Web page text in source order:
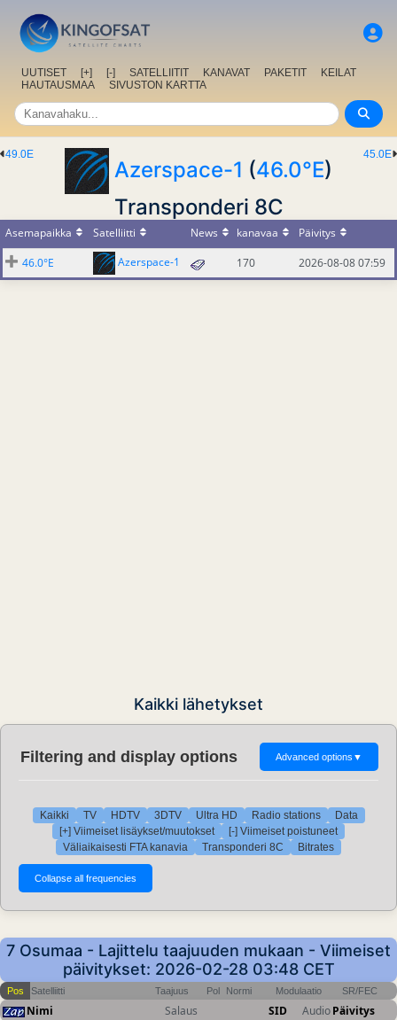
UUTISET [+] [-] SATELLIITIT KANAVAT PAKETIT
KEILAT
HAUTAUSMAA
SIVUSTON KARTTA
45.0E
49.0E
Azerspace-1 (46.0°E)
Transponderi 8C
Asemapaikka Satelliitti News kanavaa
Päivitys
46.0°E
Azerspace-1 170 2026-08-08 07:59
Kaikki lähetykset
Filtering and display options Advanced options ▼
Kaikki TV HDTV 3DTV Ultra HD Radio stations
Data
[+] Viimeiset lisäykset/muutokset
[-] Viimeiset poistuneet
Väliaikaisesti FTA kanavia
Transponderi 8C Bitrates
7 Osumaa - Lajittelu taajuuden mukaan - Viimeiset
päivitykset: 2026-02-28 03:48 CET
Pos Satelliitti Taajuus Pol Normi Modulaatio SR/FEC
Nimi Salaus SID AudioPäivitys